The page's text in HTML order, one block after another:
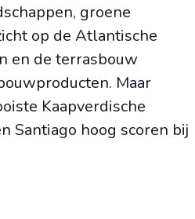
groene
op de Atlantische
en de terrasbouw
Maar
Kaapverdische
Santiago hoog scoren bij